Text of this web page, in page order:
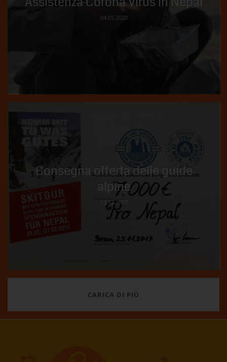
Assistenza Corona Virus in Nepal
Consegna offerta delle guide
alpine
13.12.2017